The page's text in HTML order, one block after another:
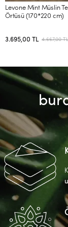
Levone Mint Müslin
Örtüsü (170*220 cm)
3.695,00 TL 4.667,00 TL